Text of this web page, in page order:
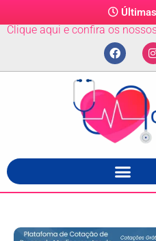
Clique aqui e confira os